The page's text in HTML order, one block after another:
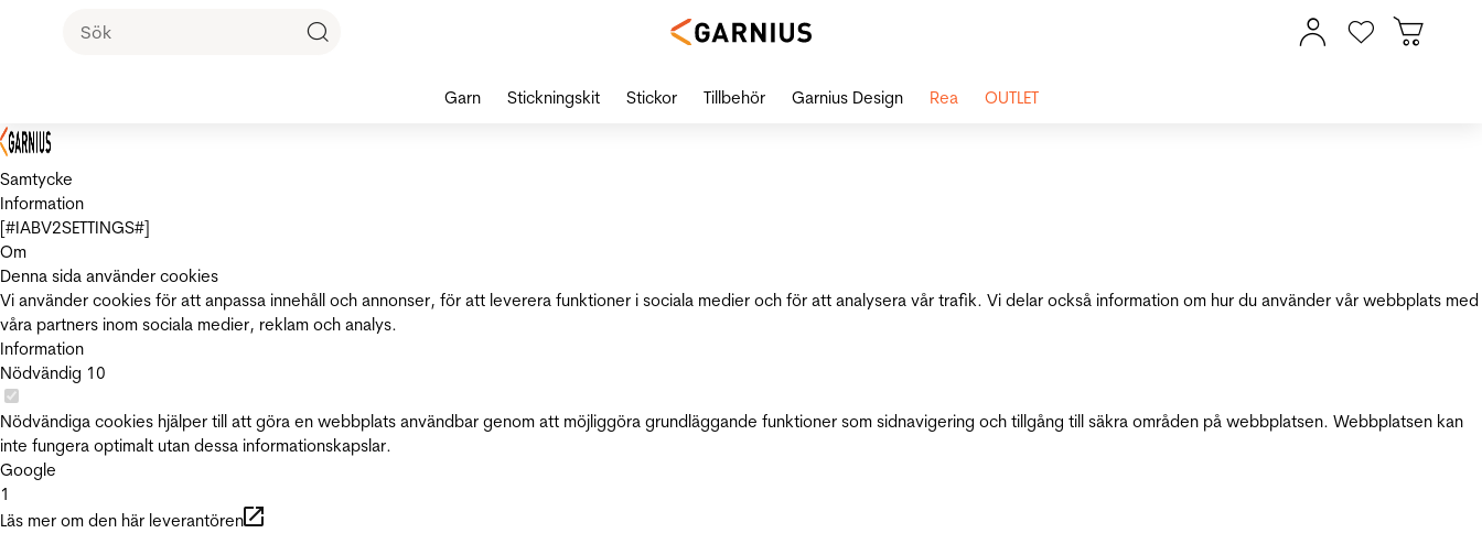
Samtycke
Information
[#IABV2SETTINGS#]
Om
Denna sida använder cookies
Vi använder cookies för att anpassa innehåll och annonser, för att leverera funktioner i sociala medier och för att analysera vår trafik. Vi delar också information om hur du använder vår webbplats med
våra partners inom sociala medier, reklam och analys.
Information
Nödvändig 10
Nödvändiga cookies hjälper till att göra en webbplats användbar genom att möjliggöra grundläggande funktioner som sidnavigering och tillgång till säkra områden på webbplatsen. Webbplatsen kan
inte fungera optimalt utan dessa informationskapslar.
Google
1
Läs mer om den här leverantören
Garn Stickningskit Stickor Tillbehör Garnius Design Rea OUTLET